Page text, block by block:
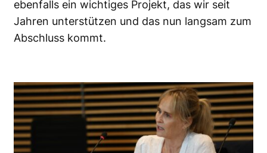
ebenfalls ein wichtiges Projekt, das wir seit
Jahren unterstützen und das nun langsam zum
Abschluss kommt.